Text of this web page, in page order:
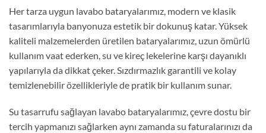
Her tarza uygun lavabo bataryalarımız, modern ve klasik
tasarımlarıyla banyonuza estetik bir dokunuş katar. Yüksek
kaliteli malzemelerden üretilen bataryalarımız, uzun ömürlü
kullanım vaat ederken, su ve kireç lekelerine karşı dayanıklı
yapılarıyla da dikkat çeker. Sızdırmazlık garantili ve kolay
temizlenebilir özellikleriyle de pratik bir kullanım sunar.
Su tasarrufu sağlayan lavabo bataryalarımız, çevre dostu bir
tercih yapmanızı sağlarken aynı zamanda su faturalarınızı da